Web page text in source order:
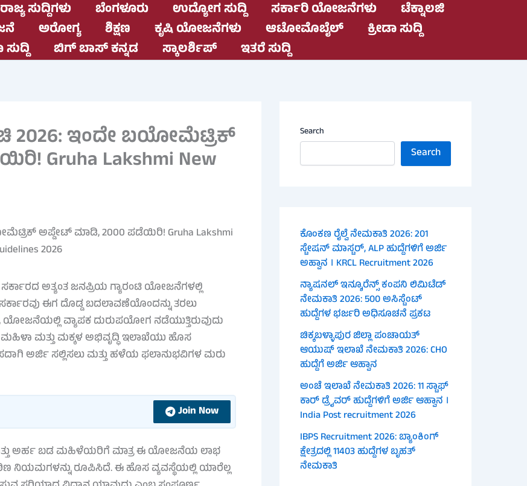
ರಾಜ್ಯ ಸುದ್ದಿಗಳು ಬೆಂಗಳೂರು ಉದ್ಯೋಗ ಸುದ್ದಿ ಸರ್ಕಾರಿ ಯೋಜನೆಗಳು
ಟೆಕ್ನಾಲಜಿ
ಅರೋಗ್ಯ ಶಿಕ್ಷಣ ಕೃಷಿ ಯೋಜನೆಗಳು ಆಟೋಮೊಬೈಲ್
ಕ್ರೀಡಾ ಸುದ್ದಿ
ಬಿಗ್ ಬಾಸ್ ಕನ್ನಡ ಸ್ಕಾಲರ್ಶಿಪ್ ಇತರೆ ಸುದ್ದಿ
2026: ಇಂದೇ ಬಯೋಮೆಟ್ರಿಕ್
Gruha Lakshmi New
ಸರ್ಕಾರದ ಅತ್ಯಂತ ಜನಪ್ರಿಯ ಗ್ಯಾರಂಟಿ ಯೋಜನೆಗಳಲ್ಲಿ
ಈಗ ದೊಡ್ಡ ಬದಲಾವಣೆಯೊಂದನ್ನು ತರಲು
ಯೋಜನೆಯಲ್ಲಿ ವ್ಯಾಪಕ ದುರುಪಯೋಗ ನಡೆಯುತ್ತಿರುವುದು
ಮತ್ತು ಮಕ್ಕಳ ಅಭಿವೃದ್ಧಿ ಇಲಾಖೆಯು ಹೊಸ
ಅರ್ಜಿ ಸಲ್ಲಿಸಲು ಮತ್ತು ಹಳೆಯ ಫಲಾನುಭವಿಗಳ ಮರು
Join Now
ಅರ್ಹ ಬಡ ಮಹಿಳೆಯರಿಗೆ ಮಾತ್ರ ಈ ಯೋಜನೆಯ ಲಾಭ
ನಿಯಮಗಳನ್ನು ರೂಪಿಸಿದೆ.ಈ ಹೊಸ ವ್ಯವಸ್ಥೆಯಲ್ಲಿ ಯಾರೆಲ್ಲ
Search
Search
ಕೊಂಕಣ ರೈಲ್ವೆ ನೇಮಕಾತಿ 2026: 201
ಸ್ಟೇಷನ್ ಮಾಸ್ಟರ್, ALP ಹುದ್ದೆಗಳಿಗೆ ಅರ್ಜಿ
ಅಹ್ವಾನ । KRCL Recruitment 2026
ನ್ಯಾಷನಲ್ ಇನ್ಶೂರೆನ್ಸ್ ಕಂಪನಿ ಲಿಮಿಟೆಡ್
ನೇಮಕಾತಿ 2026: 500 ಅಸಿಸ್ಟೆಂಟ್
ಹುದ್ದೆಗಳ ಭರ್ಜರಿ ಅಧಿಸೂಚನೆ ಪ್ರಕಟ
ಚಿಕ್ಕಬಳ್ಳಾಪುರ ಜಿಲ್ಲಾ ಪಂಚಾಯತ್
ಆಯುಷ್ ಇಲಾಖೆ ನೇಮಕಾತಿ 2026: CHO
ಹುದ್ದೆಗೆ ಅರ್ಜಿ ಆಹ್ವಾನ
ಅಂಚೆ ಇಲಾಖೆ ನೇಮಕಾತಿ 2026: 11 ಸ್ಟಾಫ್
ಕಾರ್ ಡ್ರೈವರ್ ಹುದ್ದೆಗಳಿಗೆ ಅರ್ಜಿ ಆಹ್ವಾನ ।
India Post recruitment 2026
IBPS Recruitment 2026: ಬ್ಯಾಂಕಿಂಗ್
ಕ್ಷೇತ್ರದಲ್ಲಿ 11403 ಹುದ್ದೆಗಳ ಬೃಹತ್
ನೇಮಕಾತಿ